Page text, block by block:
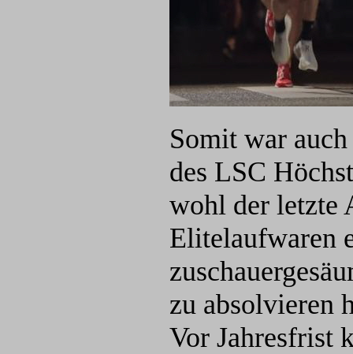
Somit war
des LSC
wohl der letzte
Elitelaufwaren
zu absolvieren
Vor Jahresfrist